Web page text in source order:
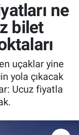
ne
bilet
uçaklar yine
yola çıkacak
Ucuz fiyatla